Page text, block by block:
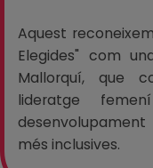
Aquest
Elegides" com
Mallorquí, que
lideratge
més inclusives.